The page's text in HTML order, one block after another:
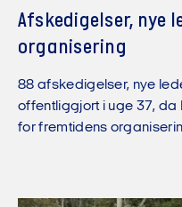
Afskedigelser, nye
organisering
88 afskedigelser, nye
offentliggjort i uge 37,
for fremtidens